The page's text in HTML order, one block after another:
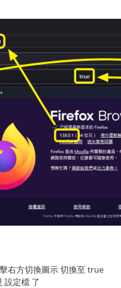
右方切換圖示 切換至 true
設定檔 了